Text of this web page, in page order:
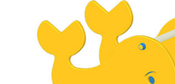
REFERENTIES
CONTACT